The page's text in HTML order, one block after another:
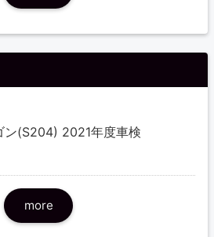
ン(S204) 2021年度車検
more